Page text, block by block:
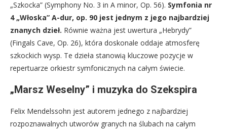
„Szkocka” (Symphony No. 3 in A minor, Op. 56). Symfonia nr
4 „Włoska” A-dur, op. 90 jest jednym z jego najbardziej
znanych dzieł. Równie ważna jest uwertura „Hebrydy”
(Fingals Cave, Op. 26), która doskonale oddaje atmosferę
szkockich wysp. Te dzieła stanowią kluczowe pozycje w
repertuarze orkiestr symfonicznych na całym świecie.
„Marsz Weselny” i muzyka do Szekspira
Felix Mendelssohn jest autorem jednego z najbardziej
rozpoznawalnych utworów granych na ślubach na całym